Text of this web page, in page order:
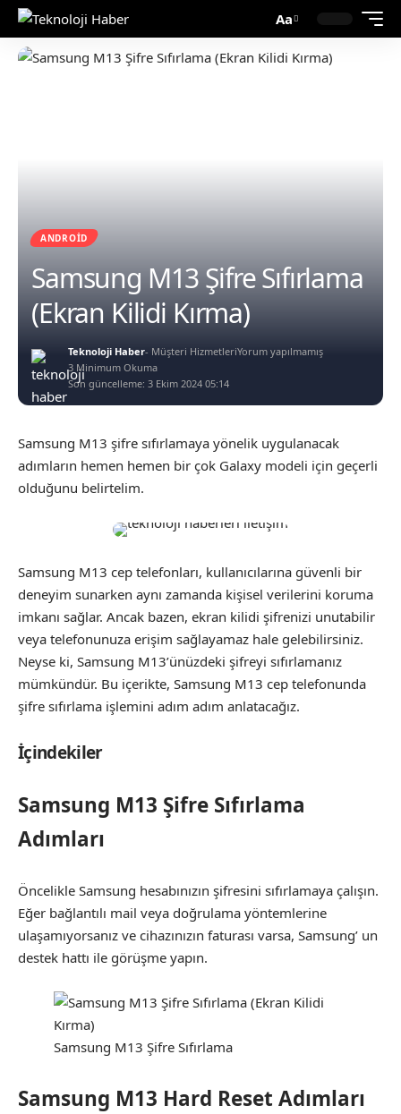
Aa
ANDROID
Samsung M13 Şifre Sıfırlama
(Ekran Kilidi Kırma)
Son güncelleme: 3 Ekim 2024 05:14
Teknoloji Haber- Müşteri HizmetleriYorum yapılmamış
3 Minimum Okuma
Samsung M13 şifre sıfırlamaya yönelik uygulanacak
adımların hemen hemen bir çok Galaxy modeli için geçerli
olduğunu belirtelim.
Samsung M13 cep telefonları, kullanıcılarına güvenli bir
deneyim sunarken aynı zamanda kişisel verilerini koruma
imkanı sağlar. Ancak bazen, ekran kilidi şifrenizi unutabilir
veya telefonunuza erişim sağlayamaz hale gelebilirsiniz.
Neyse ki, Samsung M13’ünüzdeki şifreyi sıfırlamanız
mümkündür. Bu içerikte, Samsung M13 cep telefonunda
şifre sıfırlama işlemini adım adım anlatacağız.
İçindekiler
Samsung M13 Şifre Sıfırlama
Adımları
Öncelikle Samsung hesabınızın şifresini sıfırlamaya çalışın.
Eğer bağlantılı mail veya doğrulama yöntemlerine
ulaşamıyorsanız ve cihazınızın faturası varsa, Samsung’ un
destek hattı ile görüşme yapın.
Samsung M13 Şifre Sıfırlama
Samsung M13 Hard Reset Adımları